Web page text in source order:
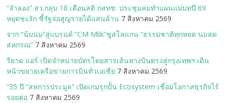
“จำลอง” สว.กลุ่ม 18 เตือนสติ กสทช. ประชุมล่มทำแผนแม่บทปี 69
หยุดชะงัก ชี้รัฐจ่อสูญรายได้แสนล้าน 7 สิงหาคม 2569
จาก “น้มนม”สู่แบรนด์ “CM Mlik”ชูสโลแกน “ธรรมชาติทุกหยด นมสด
สหกรณ” 7 สิงหาคม 2569
ริยาด แอร์ เปิดจำหน่ายบัตรโดยสารเส้นทางบินตรงสู่กรุงเทพฯ เดิน
หน้าขยายเครือข่ายการบินทั่วเอเชีย 7 สิงหาคม 2569
“35 ปี “สหการประมูล” เปิดเกมรุกปั้น Ecosystem เชื่อมโอกาสธุรกิจไร้
รอยต่อ 7 สิงหาคม 2569